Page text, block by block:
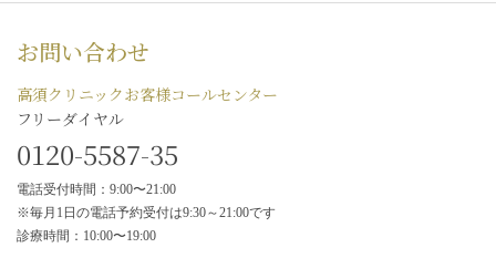
お問い合わせ
高須クリニックお客様コールセンター
フリーダイヤル
0120-5587-35
電話受付時間：9:00〜21:00
※毎月1日の電話予約受付は9:30～21:00です
診療時間：10:00〜19:00